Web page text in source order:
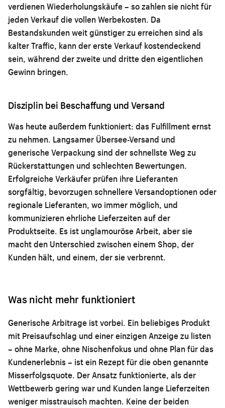
verdienen Wiederholungskäufe – so zahlen sie nicht für
jeden Verkauf die vollen Werbekosten. Da
Bestandskunden weit günstiger zu erreichen sind als
kalter Traffic, kann der erste Verkauf kostendeckend
sein, während der zweite und dritte den eigentlichen
Gewinn bringen.
Disziplin bei Beschaffung und Versand
Was heute außerdem funktioniert: das Fulfillment ernst
zu nehmen. Langsamer Übersee-Versand und
generische Verpackung sind der schnellste Weg zu
Rückerstattungen und schlechten Bewertungen.
Erfolgreiche Verkäufer prüfen ihre Lieferanten
sorgfältig, bevorzugen schnellere Versandoptionen oder
regionale Lieferanten, wo immer möglich, und
kommunizieren ehrliche Lieferzeiten auf der
Produktseite. Es ist unglamouröse Arbeit, aber sie
macht den Unterschied zwischen einem Shop, der
Kunden hält, und einem, der sie verbrennt.
Was nicht mehr funktioniert
Generische Arbitrage ist vorbei. Ein beliebiges Produkt
mit Preisaufschlag und einer einzigen Anzeige zu listen
– ohne Marke, ohne Nischenfokus und ohne Plan für das
Kundenerlebnis – ist ein Rezept für die oben genannte
Misserfolgsquote. Der Ansatz funktionierte, als der
Wettbewerb gering war und Kunden lange Lieferzeiten
weniger misstrauisch machten. Keine der beiden